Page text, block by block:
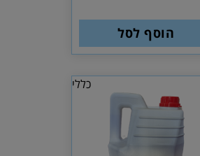
הוסף לסל
כללי